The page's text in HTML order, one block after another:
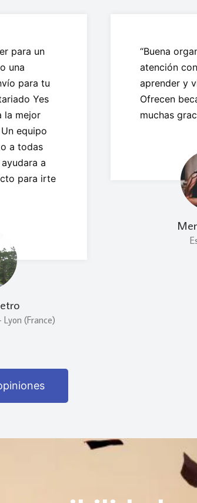
para un
una
para tu
Yes
la mejor
equipo
a todas
a
para irte
(France)
“Buena
atención
aprender y
Ofrecen
muchas